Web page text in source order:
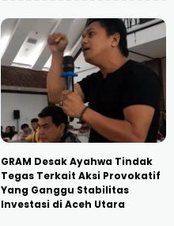
GRAM Desak Ayahwa Tindak
Tegas Terkait Aksi Provokatif
Yang Ganggu Stabilitas
Investasi di Aceh Utara